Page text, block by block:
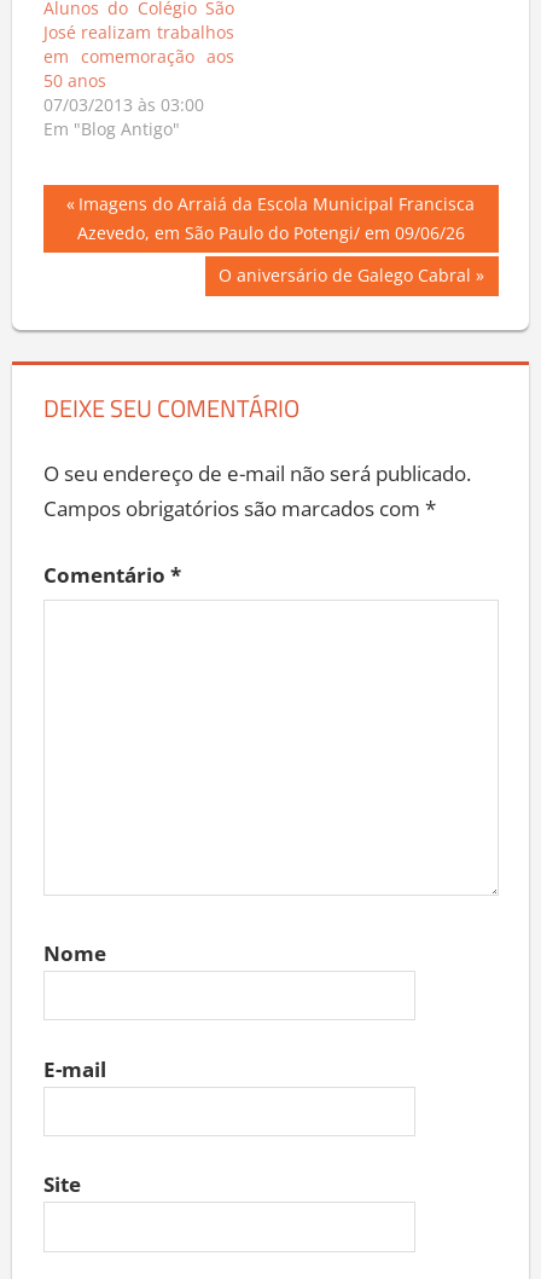
Alunos do Colégio São
José realizam trabalhos
em comemoração aos
50 anos
07/03/2013 às 03:00
Em "Blog Antigo"
Navegação
de
Previous
Post:
Imagens do Arraiá da Escola Municipal Francisca
Azevedo, em São Paulo do Potengi/ em 09/06/26
Next
O aniversário de Galego Cabral
DEIXE SEU COMENTÁRIO
O seu endereço de e-mail não será publicado.
Campos obrigatórios são marcados com *
Comentário *
Nome
E-mail
Site